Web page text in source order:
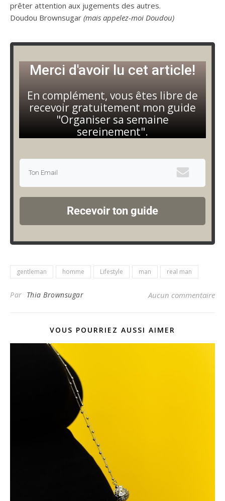
prêter attention aux jugements des autres.
Doudou Brownsugar (mais appelez-moi Doudou)
Merci d'avoir lu cet article!
En complément, vous êtes libre de
recevoir gratuitement mon guide
"Organiser sa semaine
sereinement".
Recevoir ton guide
gentleman homme Lifestyle man real man
Par Thia Brownsugar Aucun commentaire
VOUS POURRIEZ AUSSI AIMER